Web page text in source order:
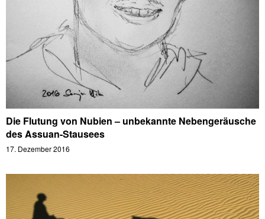
Die Flutung von Nubien – unbekannte Nebengeräusche
des Assuan-Stausees
17. Dezember 2016